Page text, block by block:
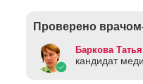
Проверено
Баркова
кандидат